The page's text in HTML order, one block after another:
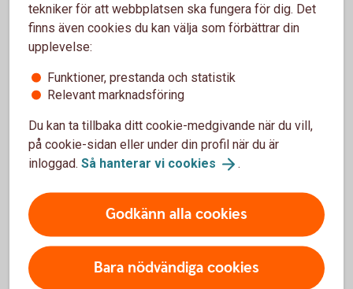
förbindelse med en person i politiskt utsatt ställning.
Det behöver inte vara fråga om en affärsförbindelse.
Person som ensam äger eller utövar inflytande över ett
person i politiskt utsatt ställning.
Företag
Om kunden är ett företag måste banken kontrollera vem
närstående, utövar den yttersta kontrollen över företaget
och om denna person har en politiskt utsatt ställning, eller
har en familjemedlem eller känd medarbetare i sådan
ställning.
tekniker för att webbplatsen ska fungera för dig. Det
finns även cookies du kan välja som förbättrar din
upplevelse:
Funktioner, prestanda och statistik
Relevant marknadsföring
Du kan ta tillbaka ditt cookie-medgivande när du vill,
på cookie-sidan eller under din profil när du är
inloggad. Så hanterar vi cookies .
Godkänn alla cookies
Bara nödvändiga cookies